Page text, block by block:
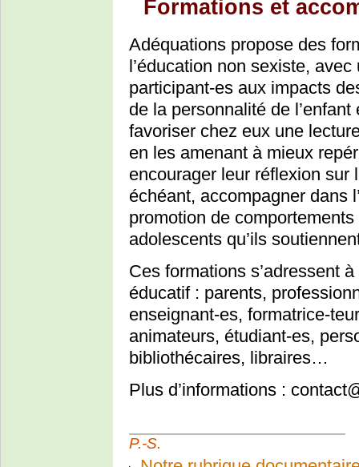
Formations et
Adéquations propose des
l’éducation non sexiste,
participant-es aux impacts
de la personnalité de
favoriser chez eux une
en les amenant à mieux
encourager leur réflexion sur
échéant, accompagner dans
promotion de
adolescents qu’ils
Ces formations s’adressent
éducatif : parents,
enseignant-es, formatrice-
animateurs, étudiant-es,
bibliothécaires, libraires…
Plus d’informations : contact
P.-S.